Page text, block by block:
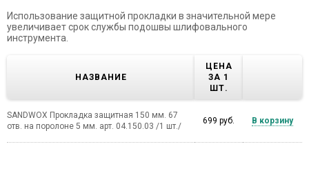
Использование защитной прокладки в значительной мере
увеличивает срок службы подошвы шлифовального
инструмента.
НАЗВАНИЕ
ЦЕНА
ЗА 1
ШТ.
SANDWOX Прокладка защитная 150 мм. 67
отв. на поролоне 5 мм. арт. 04.150.03 /1 шт./
699 руб. В корзину